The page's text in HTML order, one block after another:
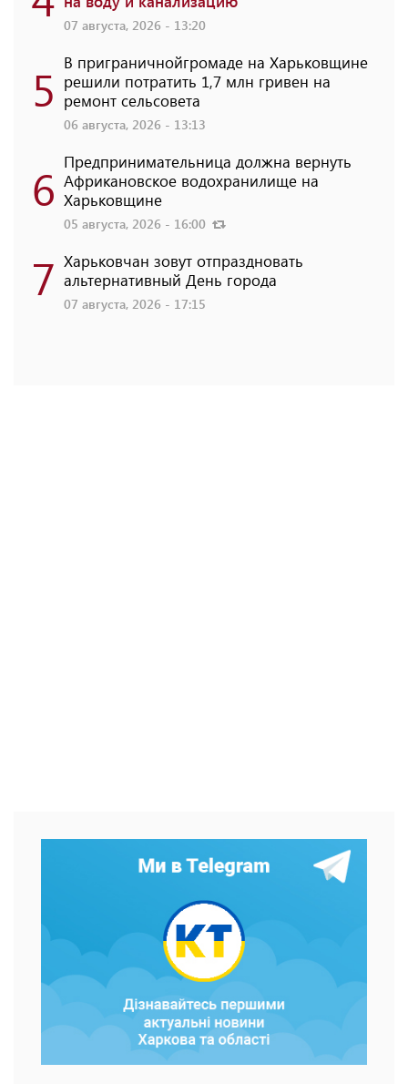
07 августа, 2026 - 13:20
5 В приграничнойгромаде на Харьковщине
решили потратить 1,7 млн ​​гривен на
ремонт сельсовета
06 августа, 2026 - 13:13
6 Предпринимательница должна вернуть
Африкановское водохранилище на
Харьковщине
05 августа, 2026 - 16:00
7 Харьковчан зовут отпраздновать
альтернативный День города
07 августа, 2026 - 17:15